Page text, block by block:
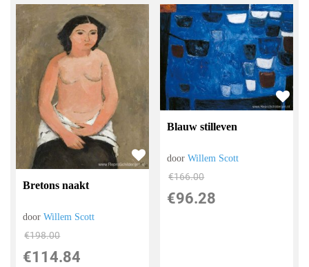
Bretons naakt
doorWillem Scott
€198.00
€114.84
Blauw stilleven
doorWillem Scott
€166.00
€96.28